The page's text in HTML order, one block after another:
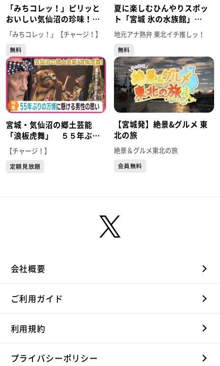
「みちコレッ！」ピリッと
おいしい気仙沼の珍味！ホ
ヤキムチ 【道の駅大谷海
「みちコレッ！」【チャージ！】
無料
夏に楽しむひんやりスポッ
ト「宮城 氷の水族館」
（khb東日本放送／内田有
ナ熱弁 東北イチ推しッ！】
地元アナ熱弁 東北イチ推しッ！
無料
宮城・気仙沼の郷土芸能
「浪板虎舞」 ５５年ぶり
の万博に懸ける８０歳男性
【チャージ！】
定額見放題
【宮城発】絶景&グルメ 東
北の旅
絶景＆グルメ東北の旅
会員無料
会社概要
ご利用ガイド
利用規約
プライバシーポリシー